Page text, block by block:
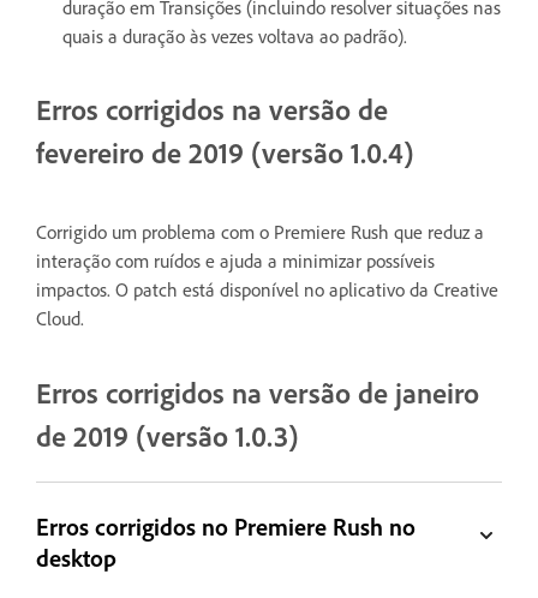
duração em Transições (incluindo resolver situações nas
quais a duração às vezes voltava ao padrão).
Erros corrigidos na versão de
fevereiro de 2019 (versão 1.0.4)
Corrigido um problema com o Premiere Rush que reduz a
interação com ruídos e ajuda a minimizar possíveis
impactos. O patch está disponível no aplicativo da Creative
Cloud.
Erros corrigidos na versão de janeiro
de 2019 (versão 1.0.3)
Erros corrigidos no Premiere Rush no
desktop